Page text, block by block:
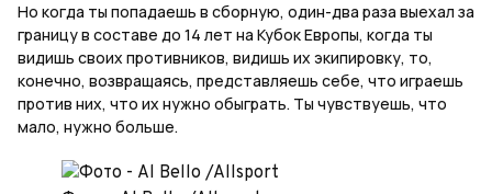
Но когда ты попадаешь в сборную, один-два раза выехал за
границу в составе до 14 лет на Кубок Европы, когда ты
видишь своих противников, видишь их экипировку, то,
конечно, возвращаясь, представляешь себе, что играешь
против них, что их нужно обыграть. Ты чувствуешь, что
мало, нужно больше.